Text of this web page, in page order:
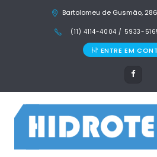
Bartolomeu de Gusmão,
(11) 4114-4004 / 5933-
ENTRE EM